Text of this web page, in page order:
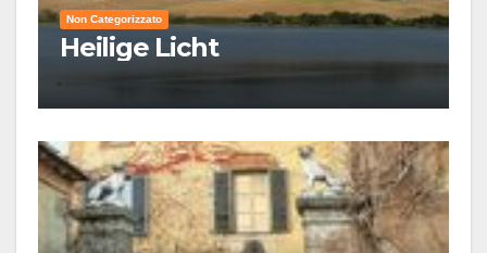
Non Categorizzato
Heilige Licht